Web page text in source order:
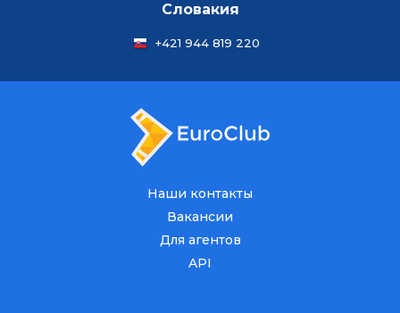
Словакия
+421 944 819 220
Наши контакты
Вакансии
Для агентов
API